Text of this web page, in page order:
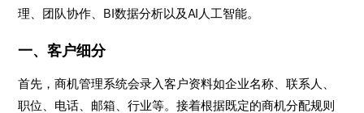
理、团队协作、BI数据分析以及AI人工智能。
一、客户细分
首先，商机管理系统会录入客户资料如企业名称、联系人、
职位、电话、邮箱、行业等。接着根据既定的商机分配规则